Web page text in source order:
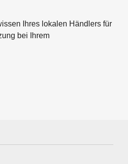
Ihres lokalen Händlers für
bei Ihrem